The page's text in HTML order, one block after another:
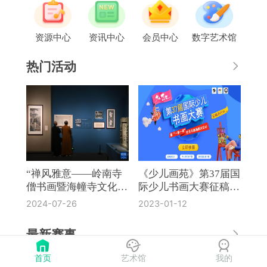
资源中心 资讯中心 会员中心 数字艺术馆
热门活动
“禅风雅意——岭南寺
僧书画暨海幢寺文化
展”在国博开幕
2024-07-26
《少儿画苑》第37届国
际少儿书画大赛征稿通
知
2023-01-12
最新赛事
《奔流·小作家》第8届全国中
首页 艺术馆 我的